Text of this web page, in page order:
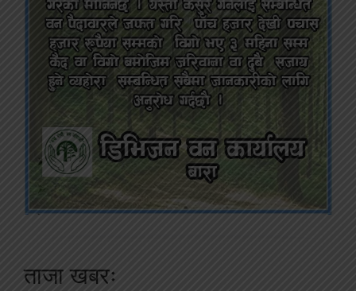
ताजा खबरः